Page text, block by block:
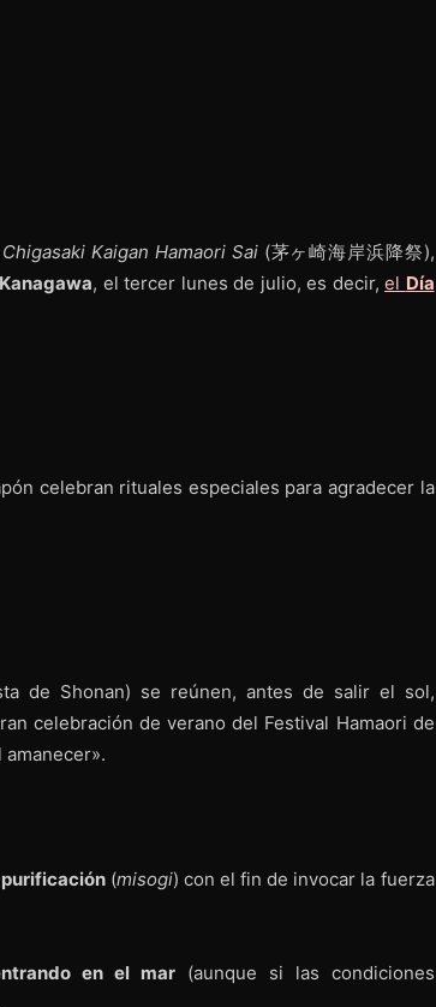
Chigasaki Kaigan Hamaori Sai(茅ヶ崎海岸浜降祭),
Kanagawa, el tercer lunes de julio, es decir,el Día
celebran rituales especiales para agradecer la
de Shonan) se reúnen, antes de salir el sol,
celebración de verano del Festival Hamaori de
purificación(misogi) con el fin de invocar la fuerza
en el mar(aunque si las condiciones